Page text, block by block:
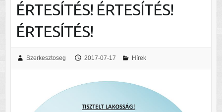
ÉRTESÍTÉS! ÉRTESÍTÉS!
ÉRTESÍTÉS!
Szerkesztoseg 2017-07-17 Hírek